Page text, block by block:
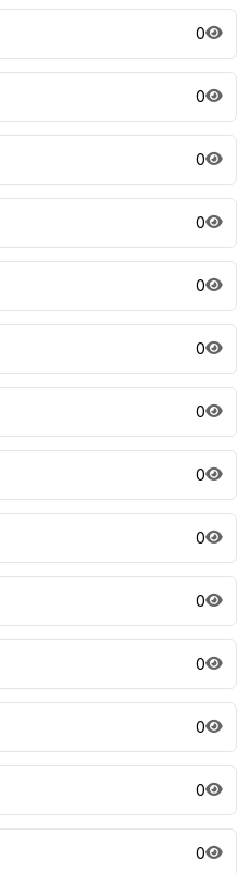
0
0
0
0
0
0
0
0
0
0
0
0
0
0